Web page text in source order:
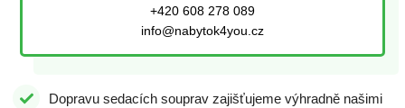
+420 608 278 089
info@nabytok4you.cz
Dopravu sedacích souprav zajišťujeme výhradně našimi